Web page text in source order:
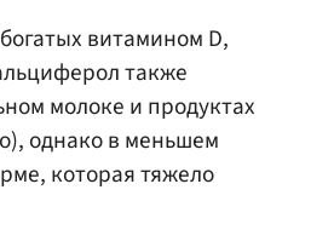
витамином D,
также
молоке и продуктах
однако в меньшем
которая тяжело